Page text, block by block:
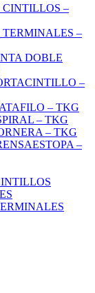
CINTILLOS –
–
DOBLE
–
– TKG
– TKG
– TKG
–